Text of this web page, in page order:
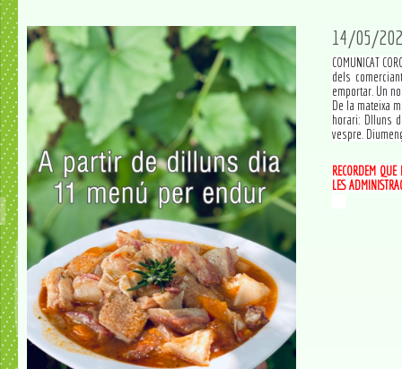
14/05/
COMUNICAT
dels
emportar. Un
De la mateixa
horari: Dlluns
vespre.
RECORDEM
LES